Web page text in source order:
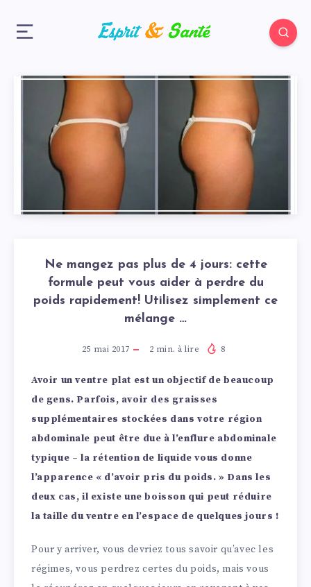
Ne mangez pas plus de 4 jours: cette
formule peut vous aider à perdre du
poids rapidement! Utilisez simplement ce
mélange …
25 mai 2017 2 min. à lire 8
Avoir un ventre plat est un objectif de beaucoup
de gens. Parfois, avoir des graisses
supplémentaires stockées dans votre région
abdominale peut être due à l’enflure abdominale
typique – la rétention de liquide vous donne
l’apparence « d’avoir pris du poids. » Dans les
deux cas, il existe une boisson qui peut réduire
la taille du ventre en l’espace de quelques jours !
Pour y arriver, vous devriez tous savoir qu’avec les
régimes, vous perdrez certes du poids, mais vous